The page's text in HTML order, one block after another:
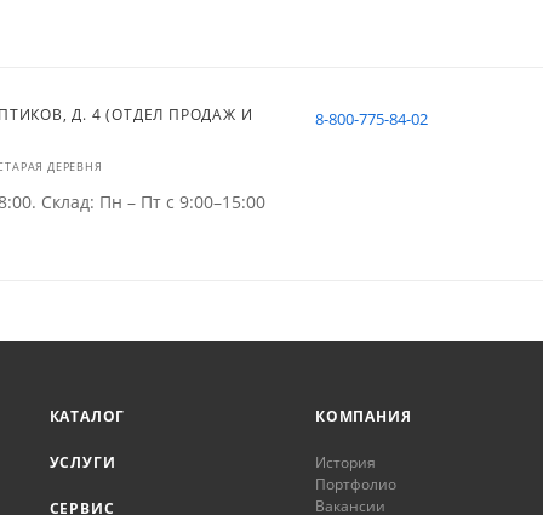
Д. 4 (ОТДЕЛ ПРОДАЖ И
ДЕРЕВНЯ
Склад: Пн – Пт с 9:00–15:00
8-800-775-84-02
КАТАЛОГ
УСЛУГИ
СЕРВИС
КОМПАНИЯ
История
Портфолио
Вакансии